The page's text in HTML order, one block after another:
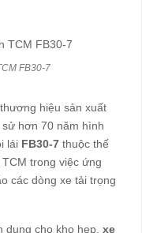
FB30-7
hiệu sản xuất
hơn 70 năm hình
lái FB30-7 thuộc thế
trong việc ứng
các dòng xe tải trọng
dụng cho kho hẹp, xe